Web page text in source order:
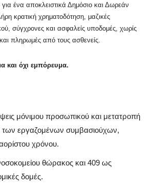
ένα αποκλειστικά Δημόσιο και Δωρεάν
κρατική χρηματοδότηση, μαζικές
σύγχρονες και ασφαλείς υποδομές, χωρίς
πληρωμές από τους ασθενείς.
και όχι εμπόρευμα.
μόνιμου προσωπικού και μετατροπή
εργαζομένων συμβασιούχων,
χρόνου.
θώρακος και 409 ως
δομές.